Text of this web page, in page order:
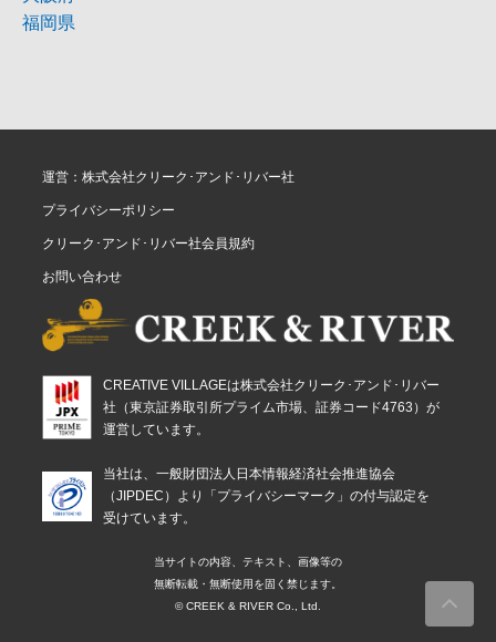
福岡県
運営：株式会社クリーク･アンド･リバー社
プライバシーポリシー
クリーク･アンド･リバー社会員規約
お問い合わせ
CREATIVE VILLAGEは株式会社クリーク･アンド･リバー
社（東京証券取引所プライム市場、証券コード4763）が
運営しています。
当社は、一般財団法人日本情報経済社会推進協会
（JIPDEC）より「プライバシーマーク」の付与認定を
受けています。
当サイトの内容、テキスト、画像等の
無断転載・無断使用を固く禁じます。
© CREEK & RIVER Co., Ltd.